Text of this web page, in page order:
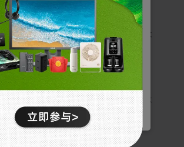
城
2025-11-06
Dell Pro 14 Essential 笔记本
5549.00 7919.00
城
2025-11-06
Dell Pro 15 Essential 笔记本
5209.00 7429.00
止 Cookie，则可能会影响您的网站体
对我们可提供的服务或功能造成影响。
我们的网站上移动以及提供访问诸如您的
购买、登录凭据以及网站其他区域等功能
。
们网站上的用户行为，并展示与您的兴趣
告。
报告信息，帮助我们了解访问者如何与我
动。
钮或关闭Cookie弹窗代表您已同意以上内容。
确认